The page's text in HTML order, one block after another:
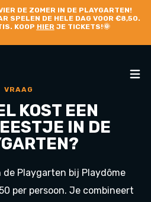
DE ZOMER IN DE PLAYGARTEN!
SPELEN DE HELE DAG VOOR €8,50.
KOOP HIERJE TICKETS!🌞
VRAAG
KOST EEN
IN DE
Playgarten bij Playdôme
per persoon. Je combineert